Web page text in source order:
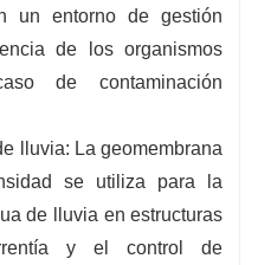
un entorno de gestión
de los organismos
de contaminación
lluvia: La geomembrana
se utiliza para la
de lluvia en estructuras
y el control de